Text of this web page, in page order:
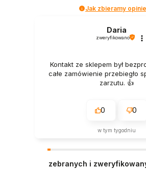
Jak zbieramy
Daria
zweryfikowano
Kontakt ze sklepem był
całe zamówienie przebiegło
zarzutu. 👍️
0 0
w tym tygodniu
zebranych i